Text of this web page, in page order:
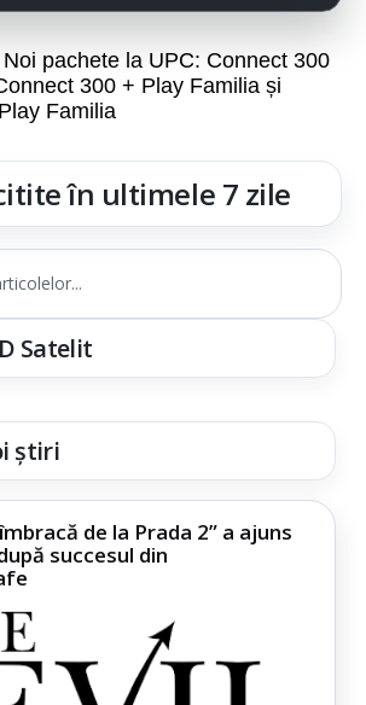
Noi pachete la UPC: Connect 300
300 + Play Familia și
Familia
în ultimele 7 zile
Satelit
știri
de la Prada 2” a ajuns
succesul din